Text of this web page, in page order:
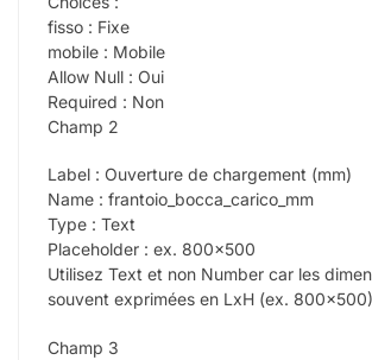
fisso : Fixe
mobile : Mobile
Allow Null : Oui
Required : Non
Champ 2
Label : Ouverture de chargement (mm)
Name : frantoio_bocca_carico_mm
Type : Text
Placeholder : ex. 800×500
Utilisez Text et non Number car les
souvent exprimées en LxH (ex.
Champ 3